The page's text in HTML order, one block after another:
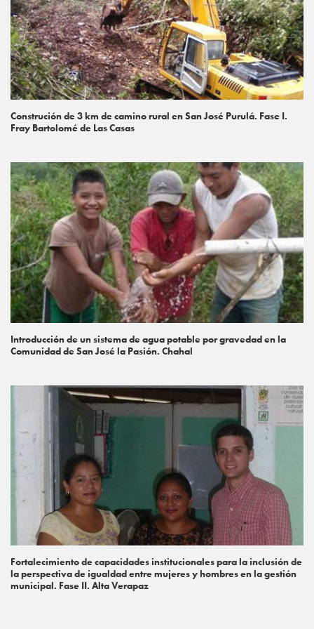
Construción de 3 km de camino rural en San José Purulá. Fase I.
Fray Bartolomé de Las Casas
Introducción de un sistema de agua potable por gravedad en la
Comunidad de San José la Pasión. Chahal
Fortalecimiento de capacidades institucionales para la inclusión de
la perspectiva de igualdad entre mujeres y hombres en la gestión
municipal. Fase II. Alta Verapaz